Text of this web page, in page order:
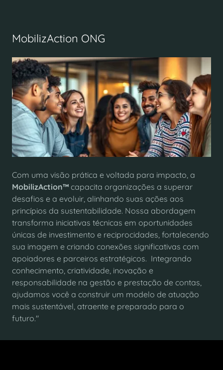
MobilizAction ONG
Com uma visão prática e voltada para impacto, a
MobilizAction™ capacita organizações a superar
desafios e a evoluir, alinhando suas ações aos
princípios da sustentabilidade. Nossa abordagem
transforma iniciativas técnicas em oportunidades
únicas de investimento e reciprocidades, fortalecendo
sua imagem e criando conexões significativas com
apoiadores e parceiros estratégicos. Integrando
conhecimento, criatividade, inovação e
responsabilidade na gestão e prestação de contas,
ajudamos você a construir um modelo de atuação
mais sustentável, atraente e preparado para o
futuro."